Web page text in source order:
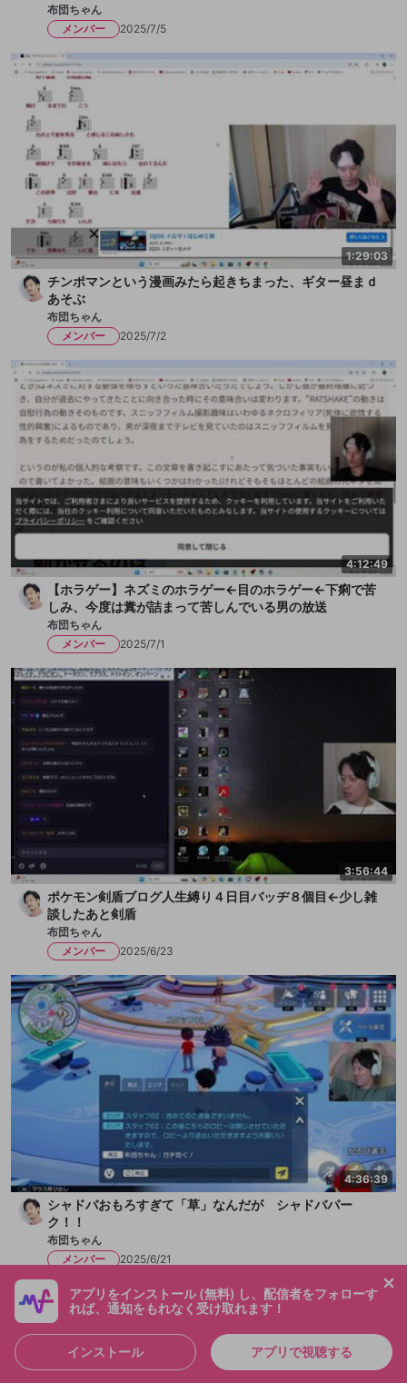
布団ちゃん
メンバー
2025/7/5
1:29:03
チンポマンという漫画みたら起きちまった、ギター昼まｄ
あそぶ
布団ちゃん
メンバー
2025/7/2
4:12:49
【ホラゲー】ネズミのホラゲー←目のホラゲー←下痢で苦
しみ、今度は糞が詰まって苦しんでいる男の放送
布団ちゃん
メンバー
2025/7/1
3:56:44
ポケモン剣盾ブログ人生縛り４日目バッヂ８個目←少し雑
談したあと剣盾
布団ちゃん
メンバー
2025/6/23
4:36:39
シャドバおもろすぎて「草」なんだが シャドバパー
ク！！
布団ちゃん
メンバー
2025/6/21
アプリをインストール (無料) し、配信者をフォローす
れば、通知をもれなく受け取れます！
インストール アプリで視聴する